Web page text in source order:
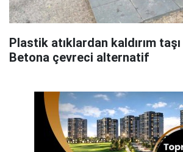
Plastik atıklardan kaldırım
Betona çevreci alternatif